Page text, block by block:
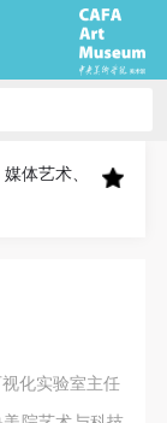
体艺术、
化实验室主任
学院美术馆
馆会员活
、网络及其
中国知识资
美术学院美
构和平台，
学院美术馆
馆会员活
、网络及其
中国知识资
美术学院美
构和平台，
学院美术馆
馆会员活
、网络及其
中国知识资
美术学院美
构和平台，